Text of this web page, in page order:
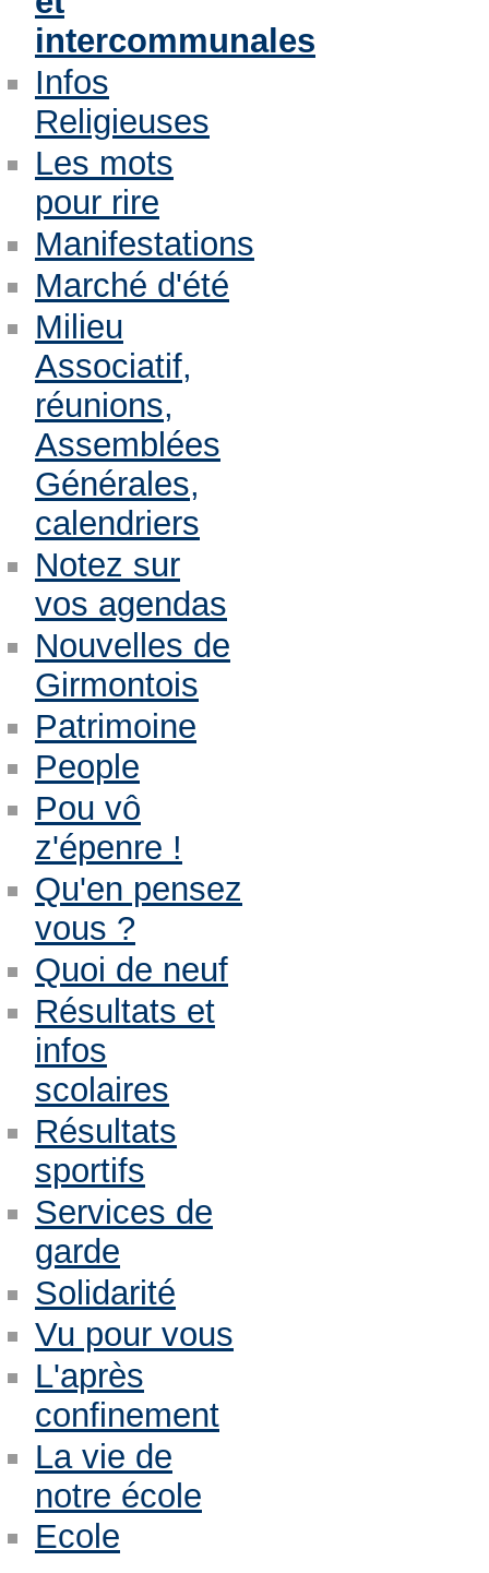
intercommunales
Infos
Religieuses
Les mots
pour rire
Manifestations
Marché d'été
Milieu
Associatif,
réunions,
Assemblées
Générales,
calendriers
Notez sur
vos agendas
Nouvelles de
Girmontois
Patrimoine
People
Pou vô
z'épenre !
Qu'en pensez
vous ?
Quoi de neuf
Résultats et
infos
scolaires
Résultats
sportifs
Services de
garde
Solidarité
Vu pour vous
L'après
confinement
La vie de
notre école
Ecole